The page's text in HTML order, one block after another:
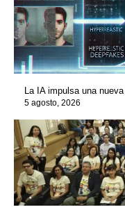
La IA impulsa una
5 agosto, 2026